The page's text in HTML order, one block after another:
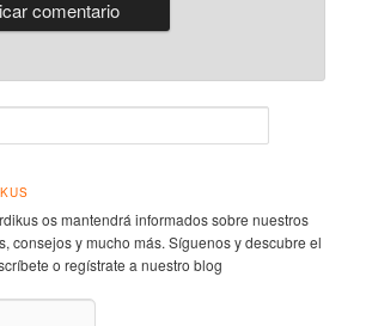
os mantendrá informados sobre nuestros
consejos y mucho más. Síguenos y descubre el
o regístrate a nuestro blog